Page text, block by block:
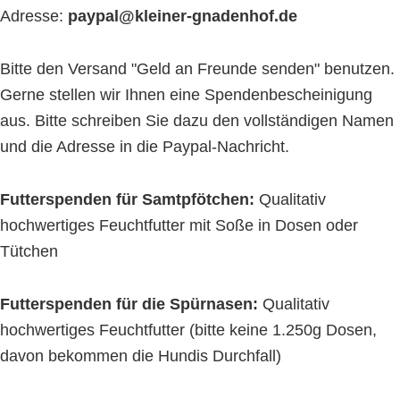
Adresse: paypal@kleiner-gnadenhof.de
Bitte den Versand "Geld an Freunde senden" benutzen.
Gerne stellen wir Ihnen eine Spendenbescheinigung
aus. Bitte schreiben Sie dazu den vollständigen Namen
und die Adresse in die Paypal-Nachricht.
Futterspenden für Samtpfötchen: Qualitativ
hochwertiges Feuchtfutter mit Soße in Dosen oder
Tütchen
Futterspenden für die Spürnasen: Qualitativ
hochwertiges Feuchtfutter (bitte keine 1.250g Dosen,
davon bekommen die Hundis Durchfall)